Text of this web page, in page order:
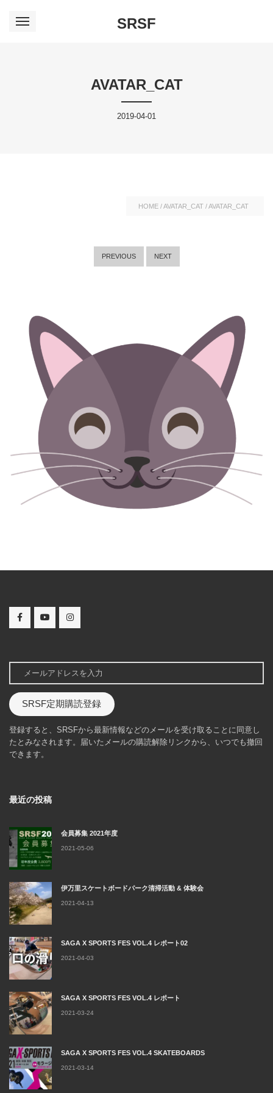
SRSF
AVATAR_CAT
2019-04-01
HOME /AVATAR_CAT /AVATAR_CAT
PREVIOUS NEXT
SRSF定期購読登録
登録すると、SRSFから最新情報などのメールを受け取ることに同意し
たとみなされます。届いたメールの購読解除リンクから、いつでも撤回
できます。
最近の投稿
会員募集 2021年度
2021-05-06
伊万里スケートボードパーク清掃活動 & 体験会
2021-04-13
SAGA X SPORTS FES VOL.4 レポート02
2021-04-03
SAGA X SPORTS FES VOL.4 レポート
2021-03-24
SAGA X SPORTS FES VOL.4 SKATEBOARDS
2021-03-14